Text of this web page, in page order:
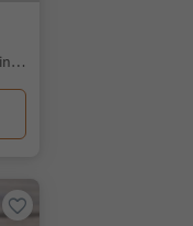
Avigna/Afing, Jenesien/San Genesio Atesino, Bolzano/Bozen and environs